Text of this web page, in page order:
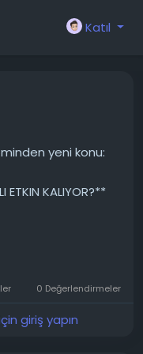
Katıl
yeni konu:
ETKIN KALIYOR?**
sinir bozucu.
çubukla
denemek
Kapak
değişiklik yok....
0 Değerlendirmeler
giriş yapın